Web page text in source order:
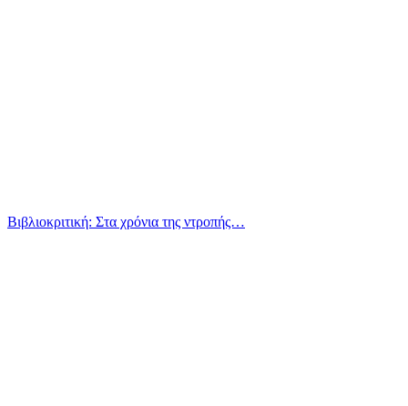
Βιβλιοκριτική: Στα χρόνια της ντροπής…